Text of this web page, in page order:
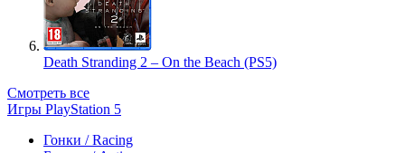
Death Stranding 2 – On the Beach (PS5)
Смотреть все
Игры PlayStation 5
Гонки / Racing